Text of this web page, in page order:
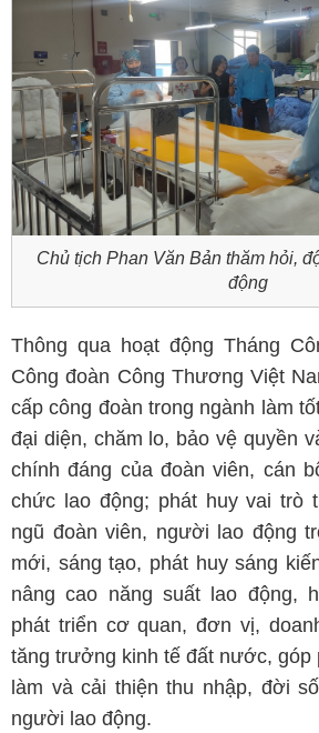
Chủ tịch Phan Văn Bản thăm hỏi,
động
Thông qua hoạt động Tháng
Công đoàn Công Thương Việt
cấp công đoàn trong ngành làm
đại diện, chăm lo, bảo vệ quyền
chính đáng của đoàn viên, cán
chức lao động; phát huy vai trò
ngũ đoàn viên, người lao động
mới, sáng tạo, phát huy sáng
nâng cao năng suất lao động,
phát triển cơ quan, đơn vị,
tăng trưởng kinh tế đất nước, góp
làm và cải thiện thu nhập, đời
người lao động.